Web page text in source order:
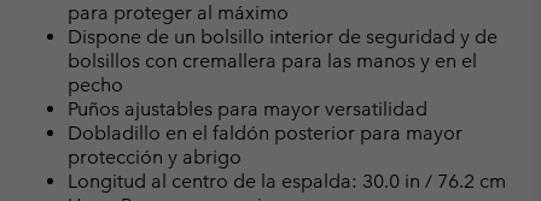
para proteger al máximo
Dispone de un bolsillo interior de seguridad y de
bolsillos con cremallera para las manos y en el
pecho
Puños ajustables para mayor versatilidad
Dobladillo en el faldón posterior para mayor
protección y abrigo
Longitud al centro de la espalda: 30.0 in / 76.2 cm